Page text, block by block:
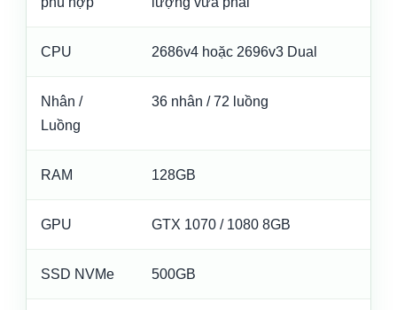
CPU 2686v4 hoặc 2696v3 Dual
Nhân /
Luồng
36 nhân / 72 luồng
RAM 128GB
GPU GTX 1070 / 1080 8GB
SSD NVMe 500GB